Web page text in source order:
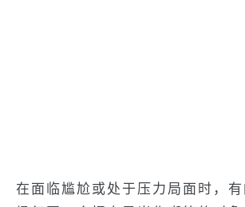
在面临尴尬或处于压力局面时，